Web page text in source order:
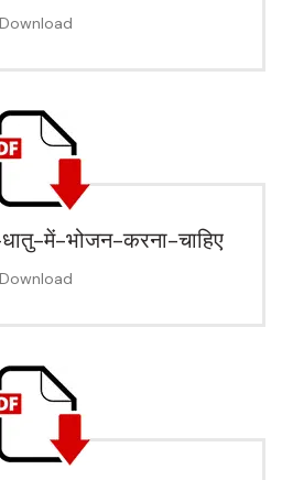
Download
में-भोजन-करना-चाहिए
Download